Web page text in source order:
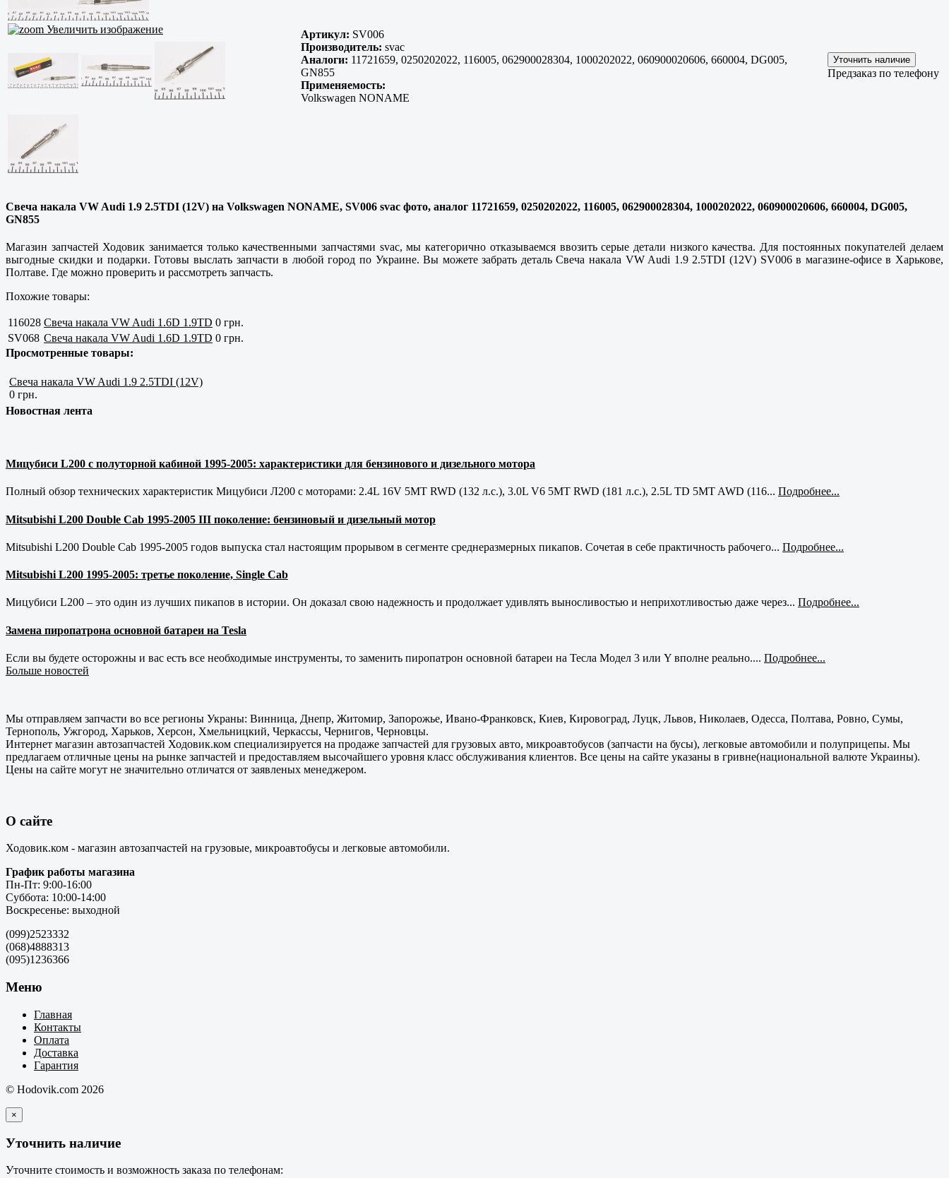
Увеличить изображение Артикул: SV006
Производитель: svac
Аналоги: 11721659, 0250202022, 116005, 062900028304, 1000202022, 060900020606, 660004, DG005,
GN855
Применяемость:
Volkswagen NONAME
Предзаказ по телефону
Свеча накала VW Audi 1.9 2.5TDI (12V) на Volkswagen NONAME, SV006 svac фото, аналог 11721659, 0250202022, 116005, 062900028304, 1000202022, 060900020606, 660004, DG005,
GN855
Магазин запчастей Ходовик занимается толькокачественными запчастями svac, мы категорично отказываемся ввозить серые детали низкого качества. Для постоянных покупателей делаем
выгодные скидки и подарки. Готовы выслать запчасти в любой город по Украине. Вы можете забрать деталь Свеча накала VW Audi 1.9 2.5TDI (12V) SV006 в магазине-офисе в Харькове,
Полтаве. Где можно проверить и рассмотреть запчасть.
Похожие товары:
116028 Свеча накала VW Audi 1.6D 1.9TD 0 грн.
SV068 Свеча накала VW Audi 1.6D 1.9TD 0 грн.
Просмотренные товары:
Свеча накала VW Audi 1.9 2.5TDI (12V)
0 грн.
Новостная лента
Мицубиси L200 с полуторной кабиной 1995-2005: характеристики для бензинового и дизельного мотора
Полный обзор технических характеристик Мицубиси Л200 с моторами: 2.4L 16V 5MT RWD (132 л.с.), 3.0L V6 5MT RWD (181 л.с.), 2.5L TD 5MT AWD (116... Подробнее...
Mitsubishi L200 Double Cab 1995-2005 III поколение: бензиновый и дизельный мотор
Mitsubishi L200 Double Cab 1995-2005 годов выпуска стал настоящим прорывом в сегменте среднеразмерных пикапов. Сочетая в себе практичность рабочего... Подробнее...
Mitsubishi L200 1995-2005: третье поколение, Single Cab
Мицубиси L200 – это один из лучших пикапов в истории. Он доказал свою надежность и продолжает удивлять выносливостью и неприхотливостью даже через... Подробнее...
Замена пиропатрона основной батареи на Tesla
Если вы будете осторожны и вас есть все необходимые инструменты, то заменить пиропатрон основной батареи на Тесла Модел 3 или Y вполне реально.... Подробнее...
Больше новостей
Мы отправляем запчасти во все регионы Украны: Винница, Днепр, Житомир, Запорожье, Ивано-Франковск, Киев, Кировоград, Луцк, Львов, Николаев, Одесса, Полтава, Ровно, Сумы,
Тернополь, Ужгород, Харьков, Херсон, Хмельницкий, Черкассы, Чернигов, Черновцы.
Интернет магазин автозапчастей Ходовик.ком специализируется на продаже запчастей для грузовых авто, микроавтобусов (запчасти на бусы), легковые автомобили и полуприцепы. Мы
предлагаем отличные цены на рынке запчастей и предоставляем высочайшего уровня класс обслуживания клиентов. Все цены на сайте указаны в гривне(национальной валюте Украины).
Цены на сайте могут не значительно отличатся от заявленых менеджером.
О сайте
Ходовик.ком - магазин автозапчастей на грузовые, микроавтобусы и легковые автомобили.
График работы магазина
Пн-Пт: 9:00-16:00
Суббота: 10:00-14:00
Воскресенье: выходной
(099)2523332
(068)4888313
(095)1236366
Меню
Главная
Контакты
Оплата
Доставка
Гарантия
© Hodovik.com 2026
×
Уточнить наличие
Уточните стоимость и возможность заказа по телефонам: